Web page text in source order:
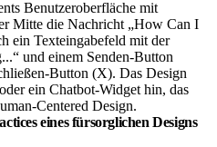
eines fürsorglichen Designs